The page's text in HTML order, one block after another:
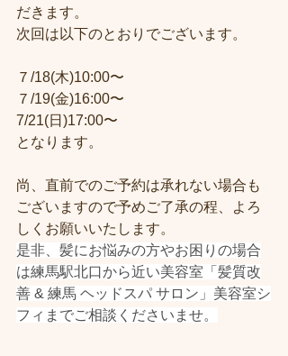
だきます。
次回は以下のとおりでございます。
７/18(木)10:00〜
７/19(金)16:00〜
7/21(日)17:00〜
となります。
尚、直前でのご予約は承れない場合も
ございますので予めご了承の程、よろ
しくお願いいたします。
是非、髪にお悩みの方やお困りの場合
は練馬駅北口から近い美容室「髪質改
善 & 練馬 ヘッドスパ サロン」美容室シ
フィまでご相談くださいませ。